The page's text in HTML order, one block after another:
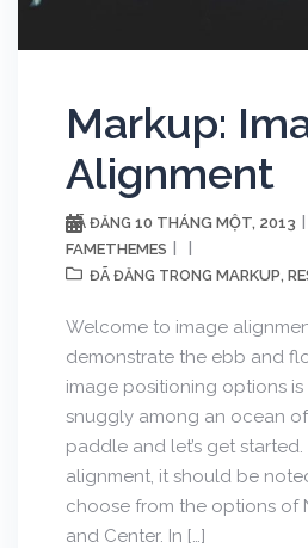
Markup:
Alignment
ĐÃ ĐĂNG 10 THÁNG MỘT, 2013
FAMETHEMES
ĐÃ ĐĂNG TRONG MARKUP,
Welcome to image
demonstrate the ebb and
image positioning options
snuggly among an ocean
paddle and let’s get
alignment, it should be
choose from the options of
and Center. In […]